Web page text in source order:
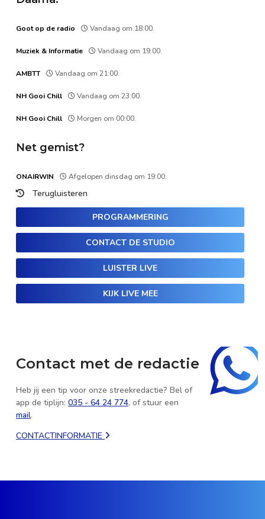
Goot op de radio Vandaag om 18:00.
Muziek & Informatie Vandaag om 19:00.
AMBTT Vandaag om 21:00.
NH Gooi Chill Vandaag om 23:00.
NH Gooi Chill Morgen om 00:00.
Net gemist?
ONAIRWIN Afgelopen dinsdag om 19:00.
Terugluisteren
PROGRAMMERING
CONTACT DE STUDIO
LUISTER LIVE
KIJK LIVE MEE
Contact met de redactie
Heb jij een tip voor onze streekredactie? Bel of
app de tiplijn: 035 - 64 24 774, of stuur een
mail.
CONTACTINFORMATIE